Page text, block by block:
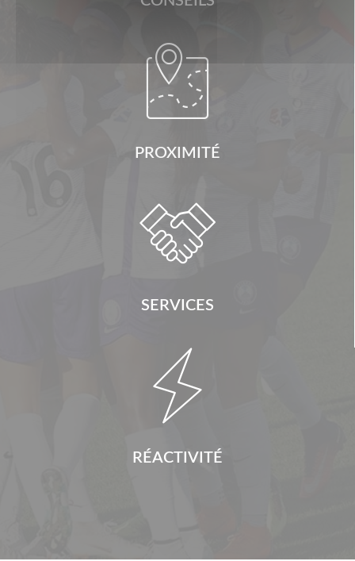

PROXIMITÉ

SERVICES

RÉACTIVITÉ